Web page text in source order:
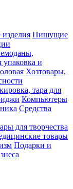
Пишущие
и
Хозтовары,
тара для
Компьютеры
Средства
для творчества
товары
Подарки и